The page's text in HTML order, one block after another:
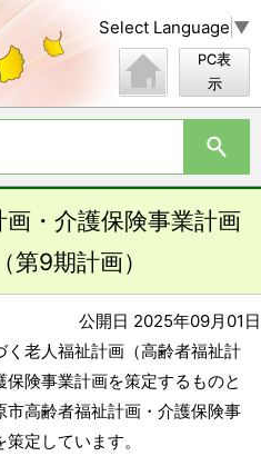
Select Language ▼
PC表
示
・介護保険事業計画
第9期計画）
公開日 2025年09月01日
老人福祉計画（高齢者福祉計
険事業計画を策定するものと
高齢者福祉計画・介護保険事
定しています。